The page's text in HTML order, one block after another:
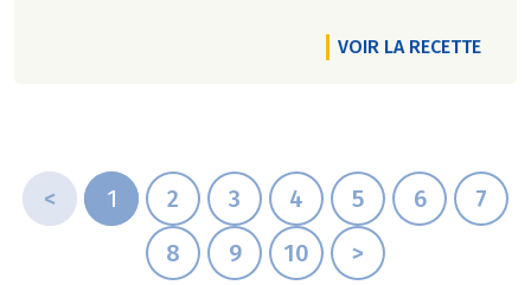
VOIR LA RECETTE
< 1 2 3 4 5 6
7
8
9 10 >